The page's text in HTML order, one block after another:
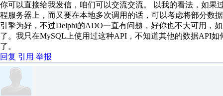
你可以直接给我发信，咱们可以交流交流。 以我的看法，如
程服务器上，而又要在本地多次调用的话，可以考虑将部分数
引擎为好，不过Delphi的ADO一直有问题，好你也不大可用，
了。我只在MySQL上使用过这种API，不知道其他的数据API
了。
回复 引用 举报